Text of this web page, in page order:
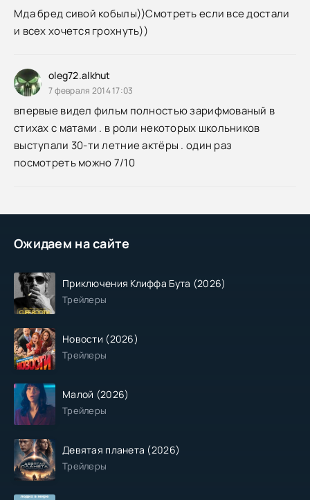
Ожидаем на сайте
Приключения Клиффа Бута (2026)
Трейлеры
Новости (2026)
Трейлеры
Малой (2026)
Трейлеры
Девятая планета (2026)
Трейлеры
Мда бред сивой кобылы))Смотреть если все достали
и всех хочется грохнуть))
oleg72.alkhut
7 февраля 2014 17:03
впервые видел фильм полностью зарифмованый в
стихах с матами . в роли некоторых школьников
выступали 30-ти летние актёры . один раз
посмотреть можно 7/10